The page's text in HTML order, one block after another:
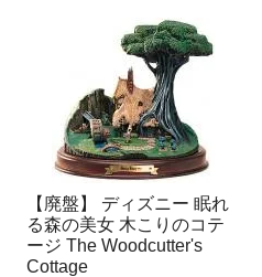
【廃盤】 ディズニー 眠れ
る森の美女 木こりのコテ
ージ The Woodcutter's
Cottage